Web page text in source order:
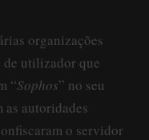
organizações
de utilizador que
“Sophos” no seu
as autoridades
o servidor